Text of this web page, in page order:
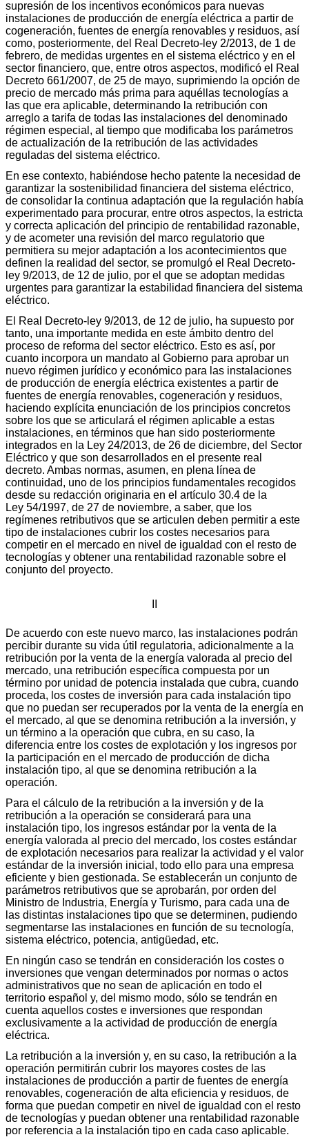
supresión de los incentivos económicos para nuevas
instalaciones de producción de energía eléctrica a partir de
cogeneración, fuentes de energía renovables y residuos, así
como, posteriormente, del Real Decreto-ley 2/2013, de 1 de
febrero, de medidas urgentes en el sistema eléctrico y en el
sector financiero, que, entre otros aspectos, modificó el Real
Decreto 661/2007, de 25 de mayo, suprimiendo la opción de
precio de mercado más prima para aquéllas tecnologías a
las que era aplicable, determinando la retribución con
arreglo a tarifa de todas las instalaciones del denominado
régimen especial, al tiempo que modificaba los parámetros
de actualización de la retribución de las actividades
reguladas del sistema eléctrico.
En ese contexto, habiéndose hecho patente la necesidad de
garantizar la sostenibilidad financiera del sistema eléctrico,
de consolidar la continua adaptación que la regulación había
experimentado para procurar, entre otros aspectos, la estricta
y correcta aplicación del principio de rentabilidad razonable,
y de acometer una revisión del marco regulatorio que
permitiera su mejor adaptación a los acontecimientos que
definen la realidad del sector, se promulgó el Real Decreto-
ley 9/2013, de 12 de julio, por el que se adoptan medidas
urgentes para garantizar la estabilidad financiera del sistema
eléctrico.
El Real Decreto-ley 9/2013, de 12 de julio, ha supuesto por
tanto, una importante medida en este ámbito dentro del
proceso de reforma del sector eléctrico. Esto es así, por
cuanto incorpora un mandato al Gobierno para aprobar un
nuevo régimen jurídico y económico para las instalaciones
de producción de energía eléctrica existentes a partir de
fuentes de energía renovables, cogeneración y residuos,
haciendo explícita enunciación de los principios concretos
sobre los que se articulará el régimen aplicable a estas
instalaciones, en términos que han sido posteriormente
integrados en la Ley 24/2013, de 26 de diciembre, del Sector
Eléctrico y que son desarrollados en el presente real
decreto. Ambas normas, asumen, en plena línea de
continuidad, uno de los principios fundamentales recogidos
desde su redacción originaria en el artículo 30.4 de la
Ley 54/1997, de 27 de noviembre, a saber, que los
regímenes retributivos que se articulen deben permitir a este
tipo de instalaciones cubrir los costes necesarios para
competir en el mercado en nivel de igualdad con el resto de
tecnologías y obtener una rentabilidad razonable sobre el
conjunto del proyecto.
De acuerdo con este nuevo marco, las instalaciones podrán
percibir durante su vida útil regulatoria, adicionalmente a la
retribución por la venta de la energía valorada al precio del
mercado, una retribución específica compuesta por un
término por unidad de potencia instalada que cubra, cuando
proceda, los costes de inversión para cada instalación tipo
que no puedan ser recuperados por la venta de la energía en
el mercado, al que se denomina retribución a la inversión, y
un término a la operación que cubra, en su caso, la
diferencia entre los costes de explotación y los ingresos por
la participación en el mercado de producción de dicha
instalación tipo, al que se denomina retribución a la
operación.
Para el cálculo de la retribución a la inversión y de la
retribución a la operación se considerará para una
instalación tipo, los ingresos estándar por la venta de la
energía valorada al precio del mercado, los costes estándar
de explotación necesarios para realizar la actividad y el valor
estándar de la inversión inicial, todo ello para una empresa
eficiente y bien gestionada. Se establecerán un conjunto de
parámetros retributivos que se aprobarán, por orden del
Ministro de Industria, Energía y Turismo, para cada una de
las distintas instalaciones tipo que se determinen, pudiendo
segmentarse las instalaciones en función de su tecnología,
sistema eléctrico, potencia, antigüedad, etc.
En ningún caso se tendrán en consideración los costes o
inversiones que vengan determinados por normas o actos
administrativos que no sean de aplicación en todo el
territorio español y, del mismo modo, sólo se tendrán en
cuenta aquellos costes e inversiones que respondan
exclusivamente a la actividad de producción de energía
eléctrica.
La retribución a la inversión y, en su caso, la retribución a la
operación permitirán cubrir los mayores costes de las
instalaciones de producción a partir de fuentes de energía
renovables, cogeneración de alta eficiencia y residuos, de
forma que puedan competir en nivel de igualdad con el resto
de tecnologías y puedan obtener una rentabilidad razonable
por referencia a la instalación tipo en cada caso aplicable.